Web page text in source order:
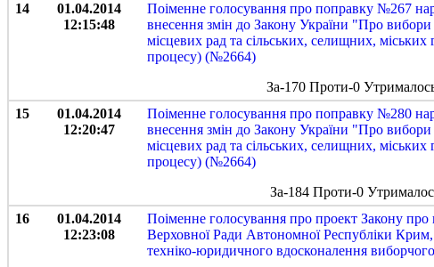
14
01.04.2014
12:15:48
Поіменне голосування про поправку №267
внесення змін до Закону України "Про
місцевих рад та сільських, селищних,
процесу) (№2664)
За-170 Проти-0
15
01.04.2014
12:20:47
Поіменне голосування про поправку №280
внесення змін до Закону України "Про
місцевих рад та сільських, селищних,
процесу) (№2664)
За-184 Проти-0
16
01.04.2014
12:23:08
Поіменне голосування про проект Закону
Верховної Ради Автономної Республіки
техніко-юридичного вдосконалення